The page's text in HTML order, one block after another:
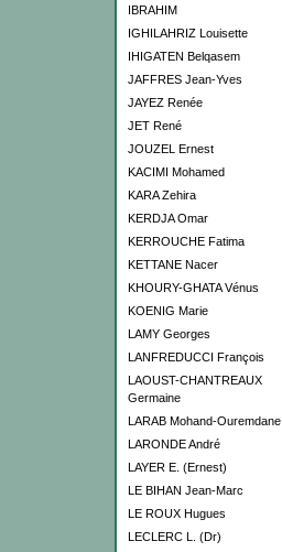
IBRAHIM
IGHILAHRIZ Louisette
IHIGATEN Belqasem
JAFFRES Jean-Yves
JAYEZ Renée
JET René
JOUZEL Ernest
KACIMI Mohamed
KARA Zehira
KERDJA Omar
KERROUCHE Fatima
KETTANE Nacer
KHOURY-GHATA Vénus
KOENIG Marie
LAMY Georges
LANFREDUCCI François
LAOUST-CHANTREAUX
Germaine
LARAB Mohand-Ouremdane
LARONDE André
LAYER E. (Ernest)
LE BIHAN Jean-Marc
LE ROUX Hugues
LECLERC L. (Dr)